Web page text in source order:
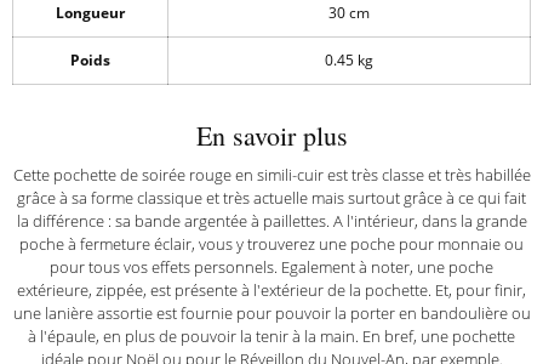
Longueur 30 cm
Poids 0.45 kg
En savoir plus
Cette pochette de soirée rouge en simili-cuir est très classe et très habillée
grâce à sa forme classique et très actuelle mais surtout grâce à ce qui fait
la différence : sa bande argentée à paillettes. A l'intérieur, dans la grande
poche à fermeture éclair, vous y trouverez une poche pour monnaie ou
pour tous vos effets personnels. Egalement à noter, une poche
extérieure, zippée, est présente à l'extérieur de la pochette. Et, pour finir,
une lanière assortie est fournie pour pouvoir la porter en bandoulière ou
à l'épaule, en plus de pouvoir la tenir à la main. En bref, une pochette
idéale pour Noël ou pour le Réveillon du Nouvel-An, par exemple.